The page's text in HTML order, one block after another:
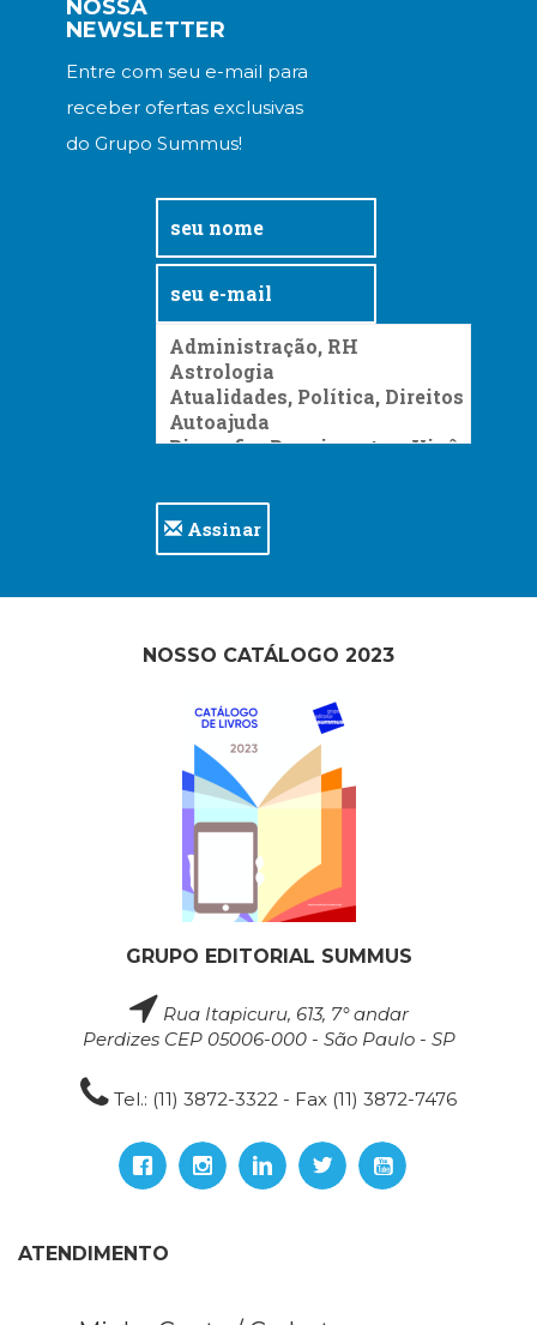
NOSSA
NEWSLETTER
Entre com seu e-mail para
receber ofertas exclusivas
do Grupo Summus!
Assinar
NOSSO CATÁLOGO 2023
GRUPO EDITORIAL SUMMUS
Rua Itapicuru, 613, 7° andar
Perdizes CEP 05006-000 - São Paulo - SP
Tel.: (11) 3872-3322 - Fax (11) 3872-7476
ATENDIMENTO